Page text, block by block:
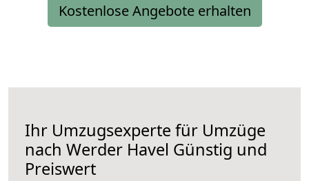
Kostenlose Angebote erhalten
Ihr Umzugsexperte für Umzüge
nach Werder Havel Günstig und
Preiswert